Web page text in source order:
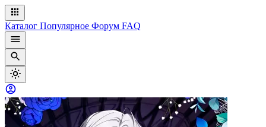
Каталог Популярное Форум FAQ